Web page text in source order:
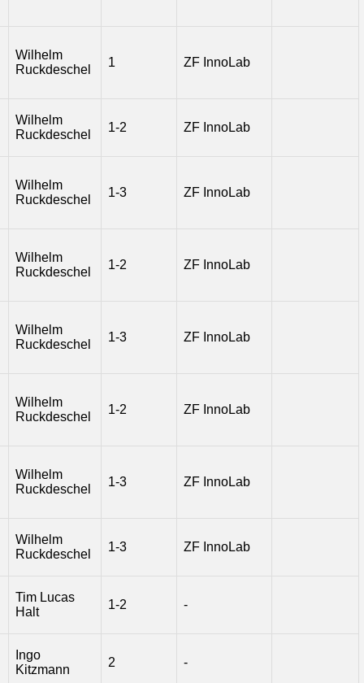
Wilhelm
Ruckdeschel
1 ZF InnoLab
Wilhelm
Ruckdeschel
1-2 ZF InnoLab
Wilhelm
Ruckdeschel
1-3 ZF InnoLab
Wilhelm
Ruckdeschel
1-2 ZF InnoLab
Wilhelm
Ruckdeschel
1-3 ZF InnoLab
Wilhelm
Ruckdeschel
1-2 ZF InnoLab
Wilhelm
Ruckdeschel
1-3 ZF InnoLab
Wilhelm
Ruckdeschel
1-3 ZF InnoLab
Tim Lucas
Halt
1-2 -
Ingo
Kitzmann
2 -